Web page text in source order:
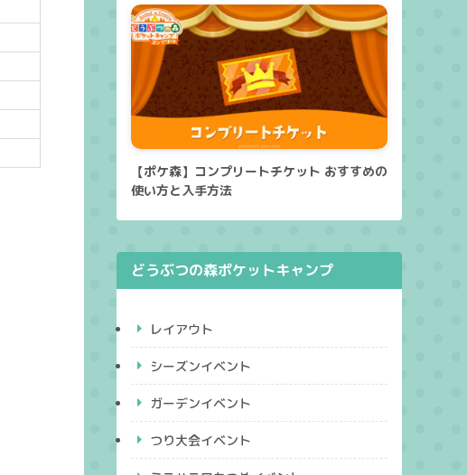
【ポケ森】コンプリートチケット おすすめの
使い方と入手方法
どうぶつの森ポケットキャンプ
レイアウト
シーズンイベント
ガーデンイベント
つり大会イベント